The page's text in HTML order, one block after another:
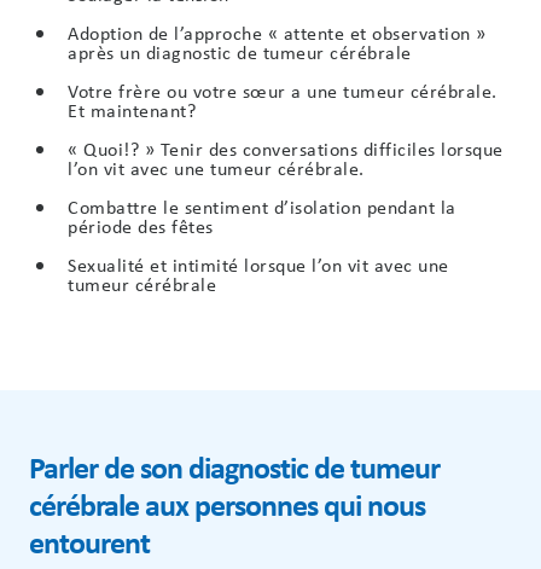
Adoption de l’approche « attente et observation »
après un diagnostic de tumeur cérébrale
Votre frère ou votre sœur a une tumeur cérébrale.
Et maintenant?
« Quoi!? » Tenir des conversations difficiles lorsque
l’on vit avec une tumeur cérébrale.
Combattre le sentiment d’isolation pendant la
période des fêtes
Sexualité et intimité lorsque l’on vit avec une
tumeur cérébrale
Parler de son diagnostic de tumeur
cérébrale aux personnes qui nous
entourent